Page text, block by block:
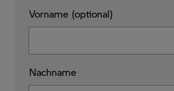
Vorname (optional)
Nachname